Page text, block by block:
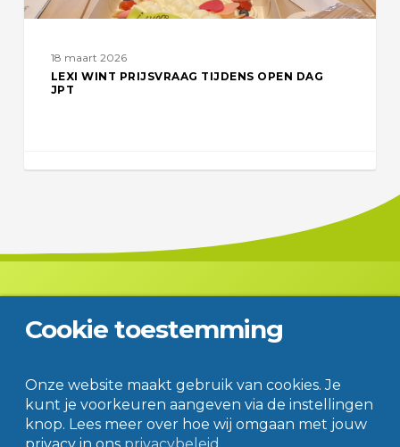
18 maart 2026
LEXI WINT PRIJSVRAAG TIJDENS OPEN DAG
JPT
© Jac. P. Thijsse College
Cookie toestemming
Onze website maakt gebruik van cookies. Je
kunt je voorkeuren aangeven via de instellingen
knop. Lees meer over hoe wij omgaan met jouw